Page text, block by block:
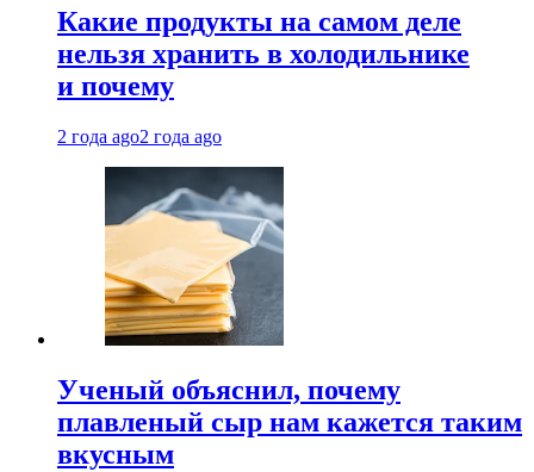
Какие продукты на самом деле
нельзя хранить в холодильнике
и почему
2 года ago2 года ago
Ученый объяснил, почему
плавленый сыр нам кажется таким
вкусным